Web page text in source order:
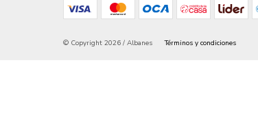
© Copyright 2026 / Albanes Términos y condiciones